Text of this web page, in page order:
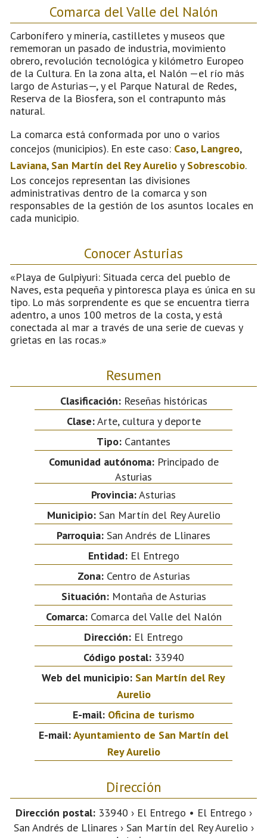
Comarca del Valle del Nalón
Carbonífero y minería, castilletes y museos que
rememoran un pasado de industria, movimiento
obrero, revolución tecnológica y kilómetro Europeo
de la Cultura. En la zona alta, el Nalón —el río más
largo de Asturias—, y el Parque Natural de Redes,
Reserva de la Biosfera, son el contrapunto más
natural.
La comarca está conformada por uno o varios
concejos (municipios). En este caso: Caso, Langreo,
Laviana, San Martín del Rey Aurelio y Sobrescobio.
Los concejos representan las divisiones
administrativas dentro de la comarca y son
responsables de la gestión de los asuntos locales en
cada municipio.
Conocer Asturias
«Playa de Gulpiyuri: Situada cerca del pueblo de
Naves, esta pequeña y pintoresca playa es única en su
tipo. Lo más sorprendente es que se encuentra tierra
adentro, a unos 100 metros de la costa, y está
conectada al mar a través de una serie de cuevas y
grietas en las rocas.»
Resumen
Clasificación:Reseñas históricas
Clase:Arte, cultura y deporte
Tipo: Cantantes
Comunidad autónoma:Principado de
Asturias
Provincia:Asturias
Municipio:San Martín del Rey Aurelio
Parroquia: San Andrés de Llinares
Entidad:El Entrego
Zona:Centro de Asturias
Situación:Montaña de Asturias
Comarca:Comarca del Valle del Nalón
Dirección: El Entrego
Código postal:33940
Web del municipio: San Martín del Rey
Aurelio
E-mail: Oficina de turismo
E-mail:Ayuntamiento de San Martín del
Rey Aurelio
Dirección
Dirección postal:33940 › El Entrego • El Entrego ›
San Andrés de Llinares › San Martín del Rey Aurelio ›